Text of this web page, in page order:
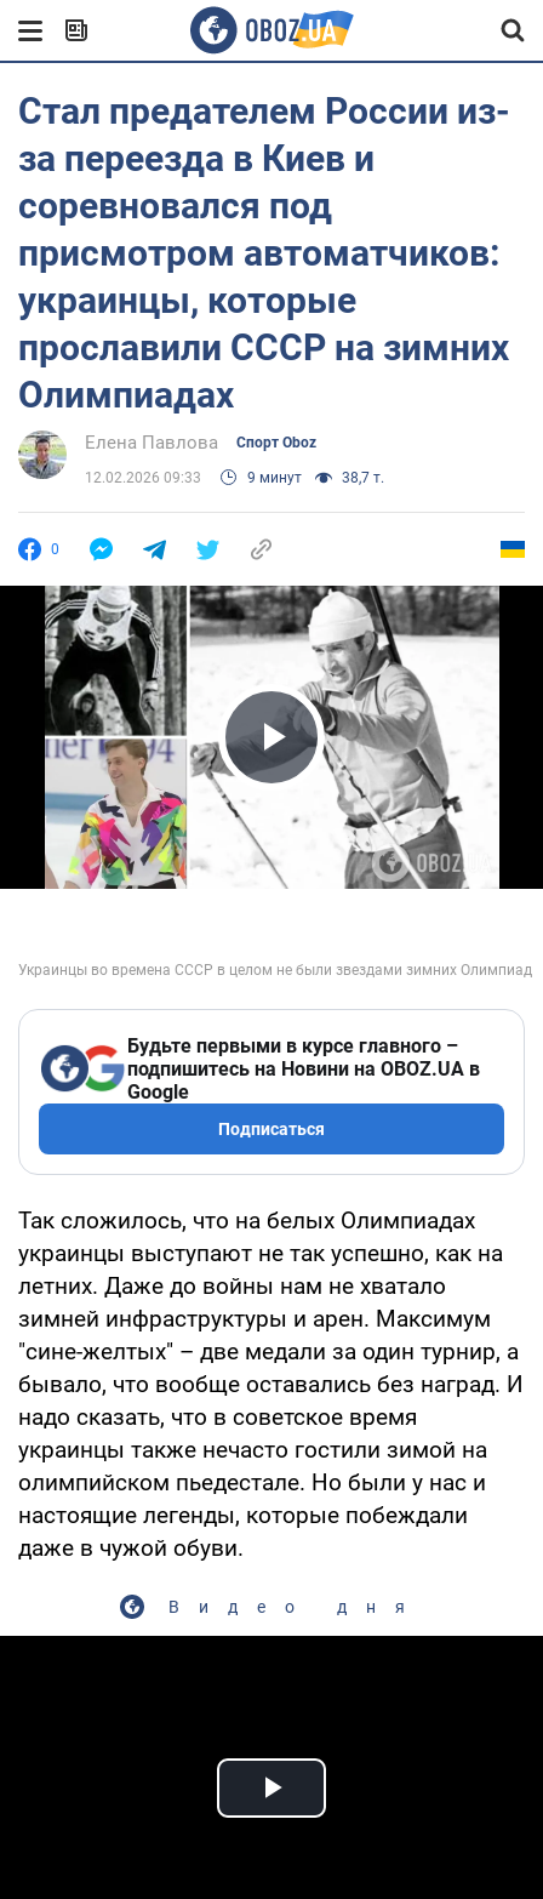
Стал предателем России из-
за переезда в Киев и
соревновался под
присмотром автоматчиков:
украинцы, которые
прославили СССР на зимних
Олимпиадах
Елена Павлова Спорт Oboz
12.02.2026 09:33 9 минут 38,7 т.
0
Play Video
Будьте первыми в курсе главного –
подпишитесь на Новини на OBOZ.UA в
Google
Подписаться
Так сложилось, что на белых Олимпиадах
украинцы выступают не так успешно, как на
летних. Даже до войны нам не хватало
зимней инфраструктуры и арен. Максимум
"сине-желтых" – две медали за один турнир, а
бывало, что вообще оставались без наград. И
надо сказать, что в советское время
украинцы также нечасто гостили зимой на
олимпийском пьедестале. Но были у нас и
настоящие легенды, которые побеждали
даже в чужой обуви.
Видео дня
Play Video